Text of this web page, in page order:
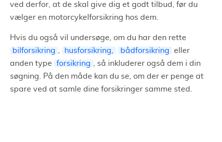
ved derfor, at de skal give dig et godt tilbud, før du
vælger en motorcykelforsikring hos dem.
Hvis du også vil undersøge, om du har den rette
bilforsikring
husforsikring, bådforsikring
eller
anden type
forsikring
, så inkluderer også dem i din
søgning. På den måde kan du se, om der er penge at
spare ved at samle dine forsikringer samme sted.